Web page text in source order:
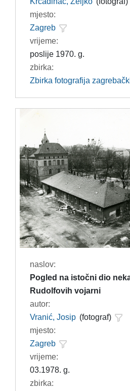
mjesto:
Zagreb
vrijeme:
poslije 1970. g.
zbirka:
Zbirka fotografija
naslov:
Pogled na istočni dio
Rudolfovih vojarni
autor:
Vranić, Josip (fotograf)
mjesto:
Zagreb
vrijeme:
03.1978. g.
zbirka: